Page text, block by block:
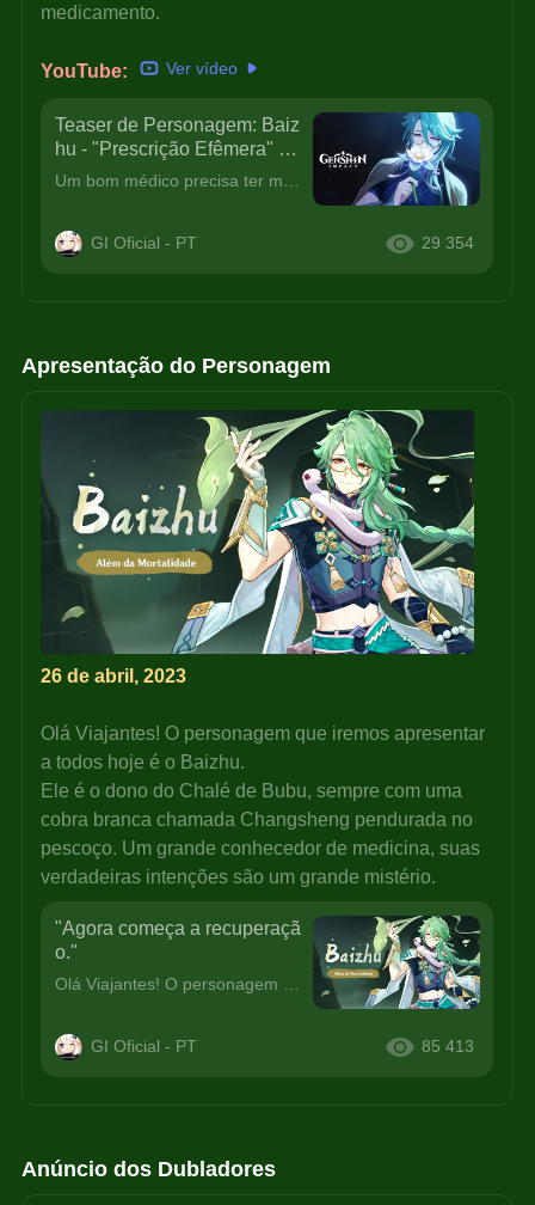
medicamento.
YouTube: Ver vídeo
Teaser de Personagem: Baiz
hu - "Prescrição Efêmera" |
Genshin Impact
GI Oficial - PT 29 354
Apresentação do Personagem
26 de abril, 2023
Olá Viajantes! O personagem que iremos apresentar
a todos hoje é o Baizhu.
Ele é o dono do Chalé de Bubu, sempre com uma
cobra branca chamada Changsheng pendurada no
pescoço. Um grande conhecedor de medicina, suas
verdadeiras intenções são um grande mistério.
"Agora começa a recuperaçã
o."
GI Oficial - PT 85 413
Anúncio dos Dubladores